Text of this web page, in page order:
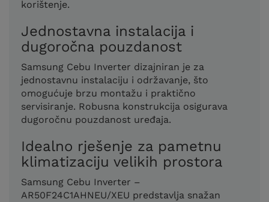
korištenje.
Jednostavna instalacija i
dugoročna pouzdanost
Samsung Cebu Inverter dizajniran je za
jednostavnu instalaciju i održavanje, što
omogućuje brzu montažu i praktično
servisiranje. Robusna konstrukcija osigurava
dugoročnu pouzdanost uređaja.
Idealno rješenje za pametnu
klimatizaciju velikih prostora
Samsung Cebu Inverter –
AR50F24C1AHNEU/XEU predstavlja snažan